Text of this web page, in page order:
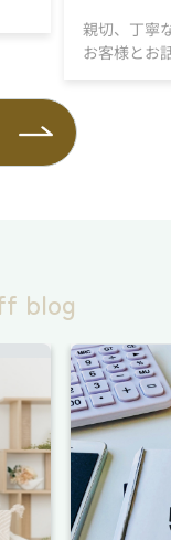
親切、丁寧
お客様とお
blog